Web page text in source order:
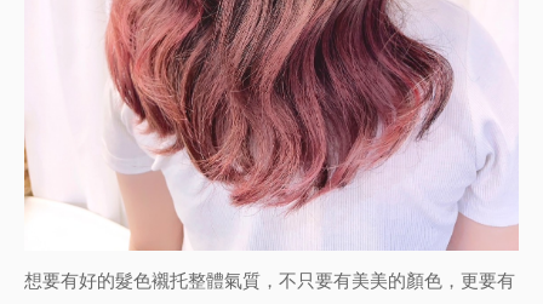
想要有好的髮色襯托整體氣質，不只要有美美的顏色，更要有